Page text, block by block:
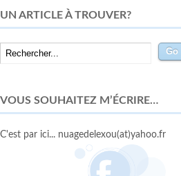
UN ARTICLE À TROUVER?
VOUS SOUHAITEZ M’ÉCRIRE…
C'est par ici... nuagedelexou(at)yahoo.fr